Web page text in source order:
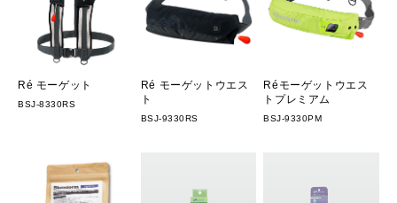
Ré モーゲット
BSJ-8330RS
Ré モーゲットウエス
ト
BSJ-9330RS
Réモーゲットウエス
トプレミアム
BSJ-9330PM